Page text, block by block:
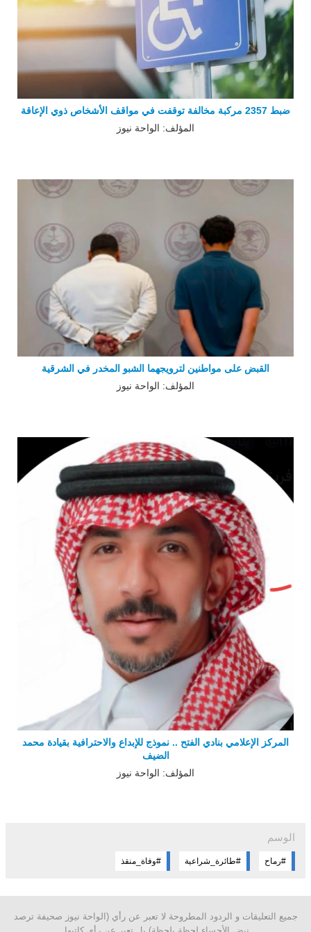
ضبط 2357 مركبة مخالفة توقفت في مواقف الأشخاص ذوي الإعاقة
المؤلف: الواحة نيوز
القبض على مواطنين لترويجهما الشبو المخدر في الشرقية
المؤلف: الواحة نيوز
المركز الإعلامي بنادي الفتح .. نموذج للإبداع والاحترافية بقيادة محمد
الضيف
المؤلف: الواحة نيوز
الوسم
#رماح #طائرة_شراعية #وفاة_منقذ
جميع التعليقات و الردود المطروحة لا تعبر عن رأي (الواحة نيوز صحيفة ترصد